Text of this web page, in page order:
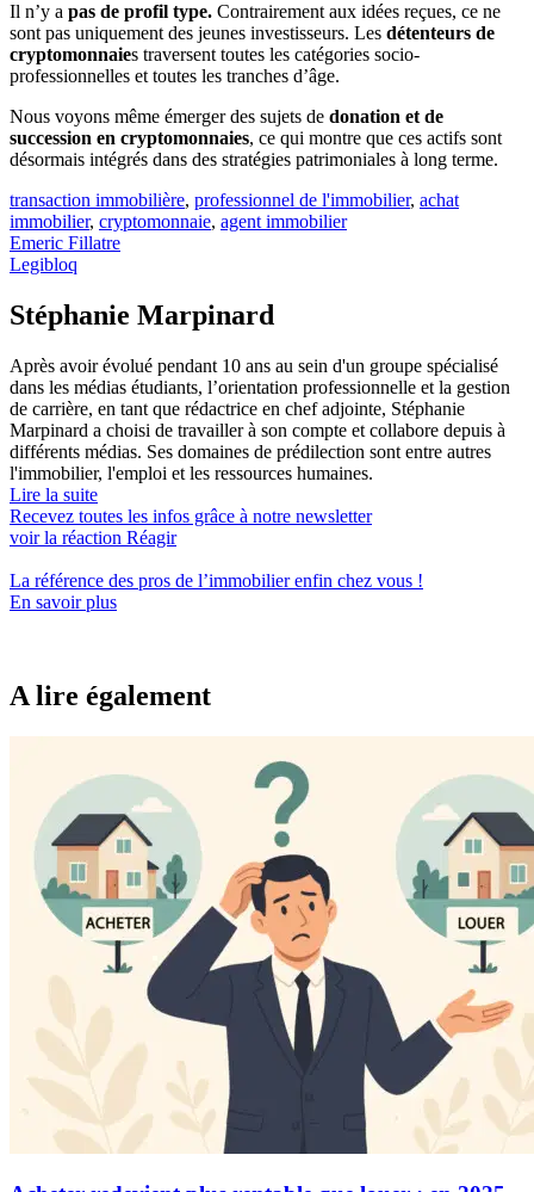
Il n’y a pas de profil type. Contrairement aux idées reçues, ce ne
sont pas uniquement des jeunes investisseurs. Les détenteurs de
cryptomonnaies traversent toutes les catégories socio-
professionnelles et toutes les tranches d’âge.
Nous voyons même émerger des sujets de donation et de
succession en cryptomonnaies, ce qui montre que ces actifs sont
désormais intégrés dans des stratégies patrimoniales à long terme.
transaction immobilière, professionnel de l'immobilier, achat
immobilier, cryptomonnaie, agent immobilier
Emeric Fillatre
Legibloq
Stéphanie Marpinard
Après avoir évolué pendant 10 ans au sein d'un groupe spécialisé
dans les médias étudiants, l’orientation professionnelle et la gestion
de carrière, en tant que rédactrice en chef adjointe, Stéphanie
Marpinard a choisi de travailler à son compte et collabore depuis à
différents médias. Ses domaines de prédilection sont entre autres
l'immobilier, l'emploi et les ressources humaines.
Lire la suite
Recevez toutes les infos grâce à notre newsletter
voir la réaction Réagir
La référence des pros de l’immobilierenfin chez vous !
En savoir plus
A lire également